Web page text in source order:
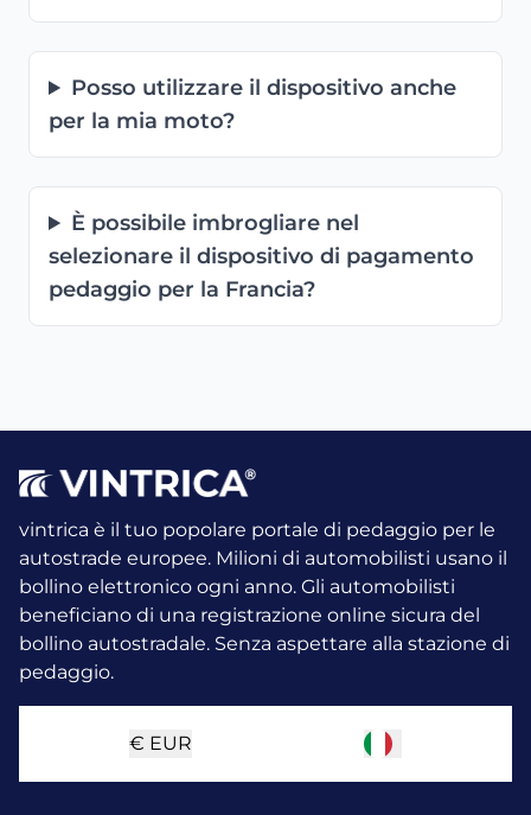
Posso utilizzare il dispositivo anche
per la mia moto?
È possibile imbrogliare nel
selezionare il dispositivo di pagamento
pedaggio per la Francia?
vintrica è il tuo popolare portale di pedaggio per le
autostrade europee. Milioni di automobilisti usano il
bollino elettronico ogni anno. Gli automobilisti
beneficiano di una registrazione online sicura del
bollino autostradale. Senza aspettare alla stazione di
pedaggio.
€ EUR